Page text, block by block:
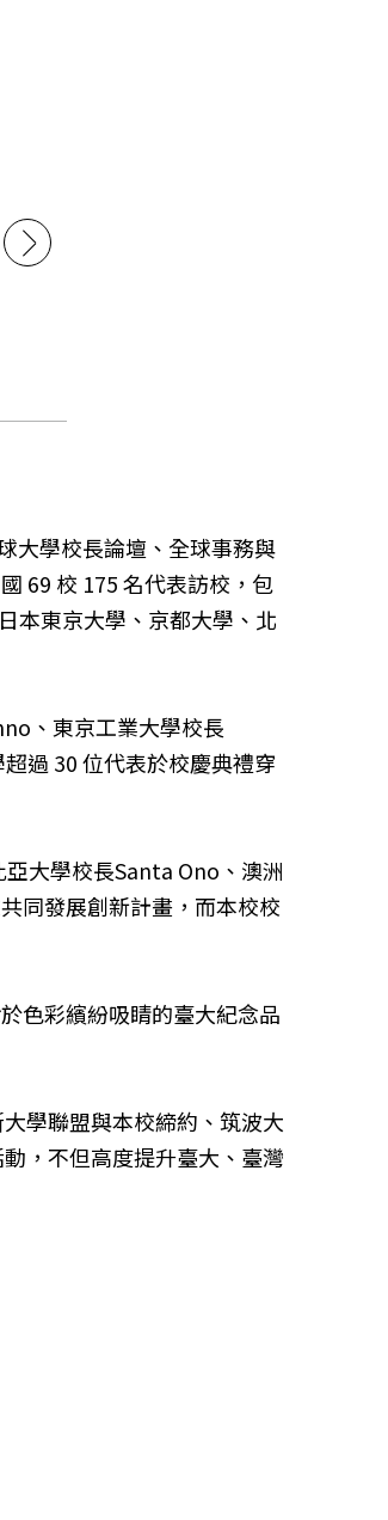
大學校長論壇、全球事務與
69 校 175 名代表訪校，包
本東京大學、京都大學、北
、東京工業大學校長
過 30 位代表於校慶典禮穿
大學校長Santa Ono、澳洲
同發展創新計畫，而本校校
色彩繽紛吸睛的臺大紀念品
學聯盟與本校締約、筑波大
，不但高度提升臺大、臺灣